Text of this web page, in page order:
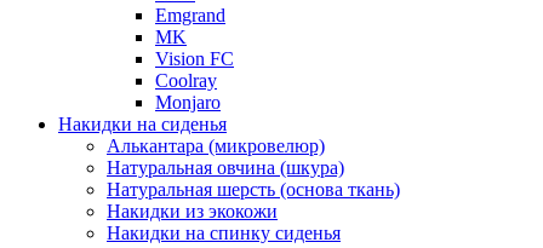
Emgrand
MK
Vision FC
Coolray
Monjaro
Накидки на сиденья
Алькантара (микровелюр)
Натуральная овчина (шкура)
Натуральная шерсть (основа ткань)
Накидки из экокожи
Накидки на спинку сиденья